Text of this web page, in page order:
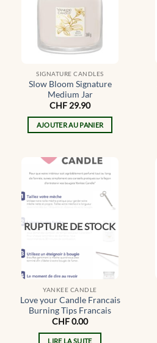
SIGNATURE CANDLES
Slow Bloom Signature
Medium Jar
CHF29.90
AJOUTER AU PANIER
RUPTURE DE STOCK
YANKEE CANDLE
Love your Candle Francais
Burning Tips Francais
CHF0.00
LIRE LA SUITE